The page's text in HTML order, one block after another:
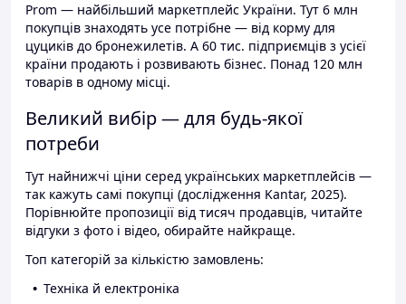
Prom — найбільший маркетплейс України. Тут 6 млн
покупців знаходять усе потрібне — від корму для
цуциків до бронежилетів. А 60 тис. підприємців з усієї
країни продають і розвивають бізнес. Понад 120 млн
товарів в одному місці.
Великий вибір — для будь-якої
потреби
Тут найнижчі ціни серед українських маркетплейсів —
так кажуть самі покупці (дослідження Kantar, 2025).
Порівнюйте пропозиції від тисяч продавців, читайте
відгуки з фото і відео, обирайте найкраще.
Топ категорій за кількістю замовлень:
Техніка й електроніка